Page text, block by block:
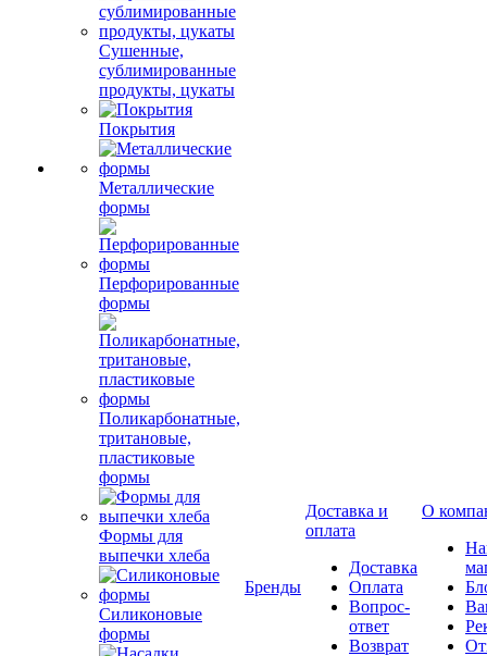
Сушенные,
сублимированные
продукты, цукаты
Покрытия
Металлические
формы
Перфорированные
формы
Поликарбонатные,
тритановые,
пластиковые
формы
Формы для
выпечки хлеба
Силиконовые
формы
Бренды
Доставка и
оплата
Доставка
Оплата
Вопрос-
ответ
Возврат
О